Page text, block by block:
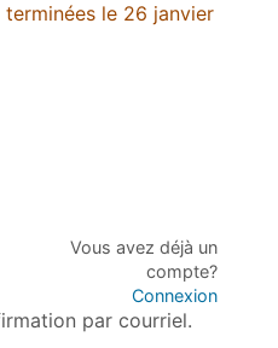
le 26 janvier
Vous avez déjà un
compte?
Connexion
par courriel.